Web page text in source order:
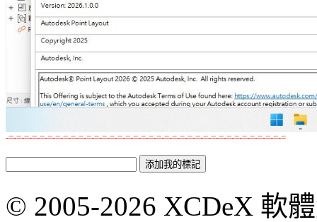
-=-=-=-=-=-=-=-=-=-=-=-=-=-=-=-=-=-=-=-=-=-=-=-=-=-=-=-=-=-=-=-=-=-=-=-=
© 2005-2026 XCDeX 軟